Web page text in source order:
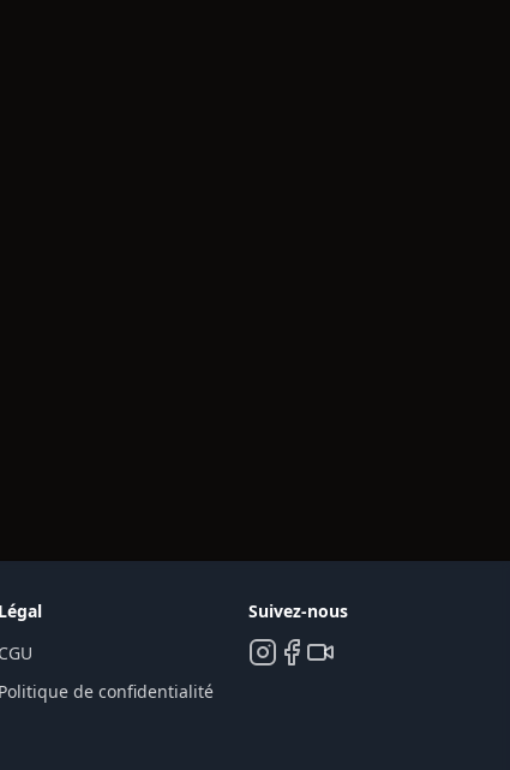
Légal
CGU
Politique de confidentialité
Suivez-nous